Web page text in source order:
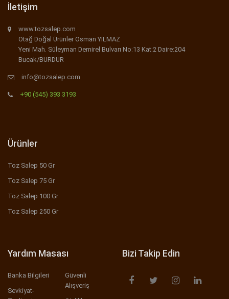
İletişim
www.tozsalep.com
Otağ Doğal Ürünler Osman YILMAZ
Yeni Mah. Süleyman Demirel Bulvarı No:13 Kat:2 Daire:204
Bucak/BURDUR
info@tozsalep.com
+90 (545) 393 3193
Ürünler
Toz Salep 50 Gr
Toz Salep 75 Gr
Toz Salep 100 Gr
Toz Salep 250 Gr
Yardım Masası
Banka Bilgileri
Sevkiyat-
Güvenli
Alışveriş
Bizi Takip Edin